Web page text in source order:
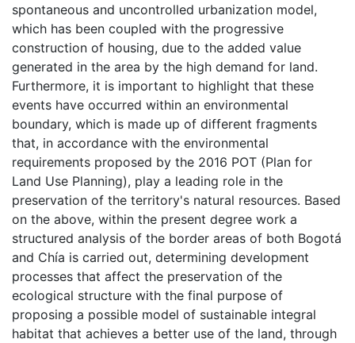
spontaneous and uncontrolled urbanization model,
which has been coupled with the progressive
construction of housing, due to the added value
generated in the area by the high demand for land.
Furthermore, it is important to highlight that these
events have occurred within an environmental
boundary, which is made up of different fragments
that, in accordance with the environmental
requirements proposed by the 2016 POT (Plan for
Land Use Planning), play a leading role in the
preservation of the territory's natural resources. Based
on the above, within the present degree work a
structured analysis of the border areas of both Bogotá
and Chía is carried out, determining development
processes that affect the preservation of the
ecological structure with the final purpose of
proposing a possible model of sustainable integral
habitat that achieves a better use of the land, through